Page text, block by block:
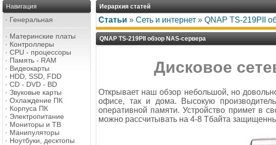
Навигация
· Генеральная
· Материнские платы
· Контроллеры
· CPU - процессоры
· Память - RAM
· Видеокарты
· HDD, SSD, FDD
· CD - DVD - BD
· Звуковые карты
· Охлаждение ПК
· Корпуса ПК
· Электропитание
· Мониторы и ТВ
· Манипуляторы
· Ноутбуки, десктопы
Иерархия статей
Статьи » Сеть и интернет » QNAP TS-219PII
QNAP TS-219PII обзор NAS-сервера
Дисковое
Открывает наш обзор небольшой, но
офисе, так и дома. Высокую
оперативной памяти. Устройство примет в
можно рассчитывать на 4-8 Тбайта